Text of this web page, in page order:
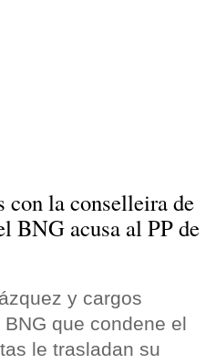
la conselleira de
BNG acusa al PP de
y cargos
que condene el
le trasladan su